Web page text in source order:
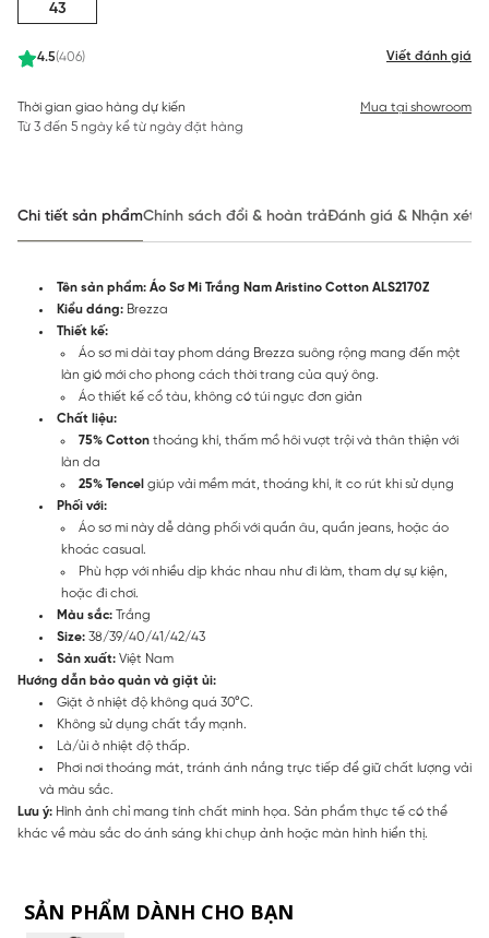
4.5(406) Viết đánh giá
43
Thời gian giao hàng dự kiến
Từ 3 đến 5 ngày kể từ ngày đặt hàng
Mua tại showroom
Chi tiết sản phẩmChính sách đổi & hoàn trảĐánh giá & Nhận xét
Tên sản phẩm: Áo Sơ Mi Trắng Nam Aristino Cotton ALS2170Z
Kiểu dáng: Brezza
Thiết kế:
Áo sơ mi dài tay phom dáng Brezza suông rộng mang đến một
làn gió mới cho phong cách thời trang của quý ông.
Áo thiết kế cổ tàu, không có túi ngực đơn giản
Chất liệu:
75% Cotton thoáng khí, thấm mồ hôi vượt trội và thân thiện với
làn da
25% Tencel giúp vải mềm mát, thoáng khí, ít co rút khi sử dụng
Phối với:
Áo sơ mi này dễ dàng phối với quần âu, quần jeans, hoặc áo
khoác casual.
Phù hợp với nhiều dịp khác nhau như đi làm, tham dự sự kiện,
hoặc đi chơi.
Màu sắc: Trắng
Size: 38/39/40/41/42/43
Sản xuất: Việt Nam
Hướng dẫn bảo quản và giặt ủi:
Giặt ở nhiệt độ không quá 30°C.
Không sử dụng chất tẩy mạnh.
Là/ủi ở nhiệt độ thấp.
Phơi nơi thoáng mát, tránh ánh nắng trực tiếp để giữ chất lượng vải
và màu sắc.
Lưu ý: Hình ảnh chỉ mang tính chất minh họa. Sản phẩm thực tế có thể
khác về màu sắc do ánh sáng khi chụp ảnh hoặc màn hình hiển thị.
SẢN PHẨM DÀNH CHO BẠN